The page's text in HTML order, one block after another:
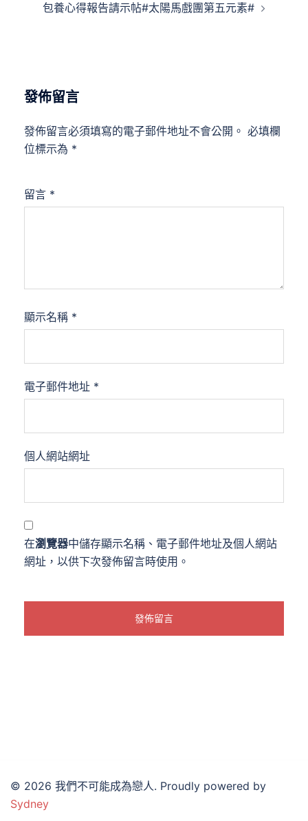
包養心得報告請示帖#太陽馬戲團第五元素#
發佈留言
發佈留言必須填寫的電子郵件地址不會公開。 必填欄
位標示為 *
留言 *
顯示名稱 *
電子郵件地址 *
個人網站網址
在瀏覽器中儲存顯示名稱、電子郵件地址及個人網站
網址，以供下次發佈留言時使用。
© 2026 我們不可能成為戀人. Proudly powered by
Sydney